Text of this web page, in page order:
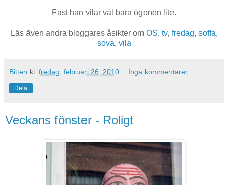
Fast han vilar väl bara ögonen lite.
Läs även andra bloggares åsikter om OS, tv, fredag, soffa,
sova, vila
Bitten kl. fredag, februari 26, 2010 Inga kommentarer:
Dela
Veckans fönster - Roligt